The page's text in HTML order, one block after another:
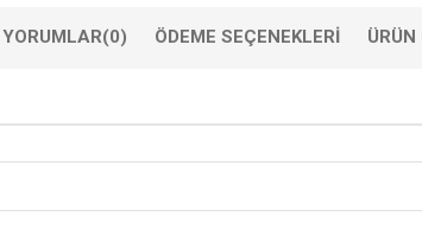
YORUMLAR(0) ÖDEME SEÇENEKLERI ÜRÜN